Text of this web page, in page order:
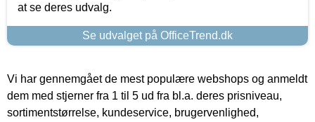
at se deres udvalg.
Se udvalget på OfficeTrend.dk
Vi har gennemgået de mest populære webshops og anmeldt
dem med stjerner fra 1 til 5 ud fra bl.a. deres prisniveau,
sortimentstørrelse, kundeservice, brugervenlighed,